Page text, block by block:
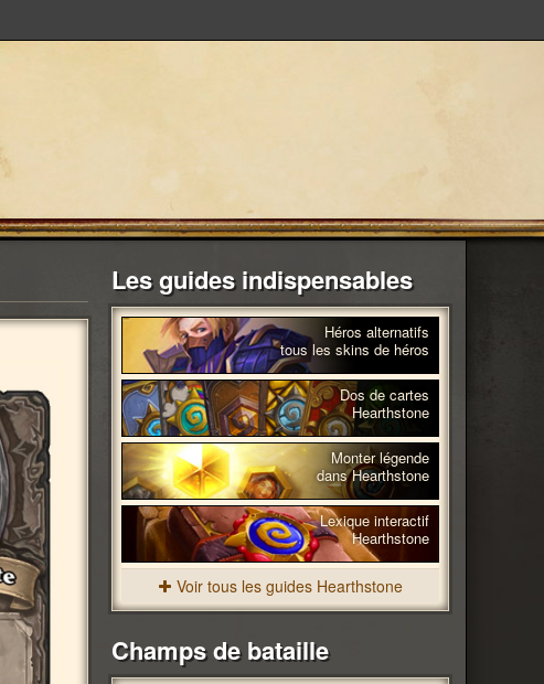
Les guides indispensables
Héros alternatifs
tous les skins de héros
Dos de cartes
Hearthstone
Monter légende
dans Hearthstone
Lexique interactif
Hearthstone
Voir tous les guides Hearthstone
Champs de bataille